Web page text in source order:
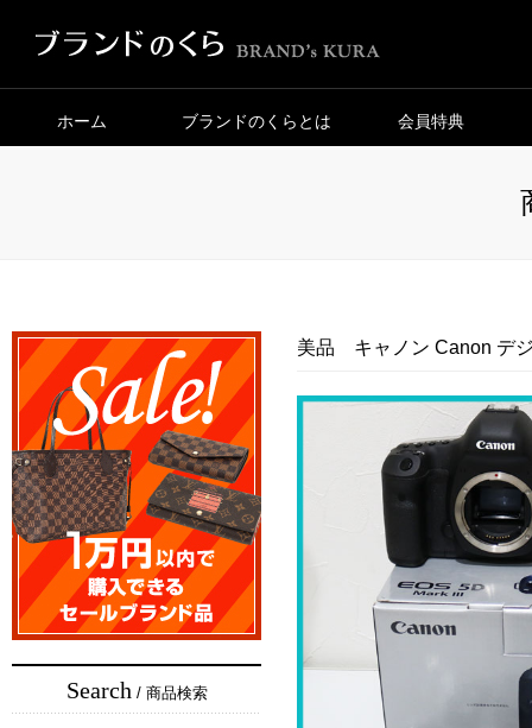
ホーム ブランドのくらとは 会員特典
Search/ 商品検索
美品 キャノン Canon